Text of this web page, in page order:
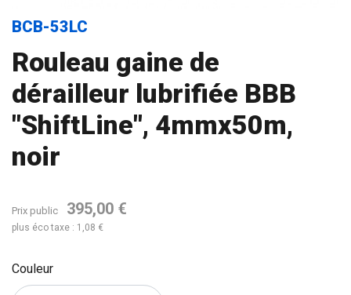
BCB-53LC
Rouleau gaine de
dérailleur lubrifiée BBB
"ShiftLine", 4mmx50m,
noir
Prix public 395,00 €
plus éco taxe : 1,08 €
Couleur